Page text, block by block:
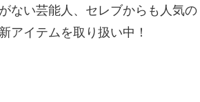
ない芸能人、セレブからも人気の
アイテムを取り扱い中！